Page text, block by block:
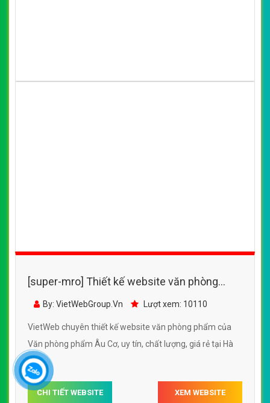
[super-mro] Thiết kế website văn phòng
phẩm của Văn phòng phẩm Âu Cơ
By: VietWebGroup.Vn Lượt xem: 10110
VietWeb chuyên thiết kế website văn phòng phẩm của
Văn phòng phẩm Âu Cơ, uy tín, chất lượng, giá rẻ tại Hà
Nội
CHI TIẾT WEBSITE XEM WEBSITE